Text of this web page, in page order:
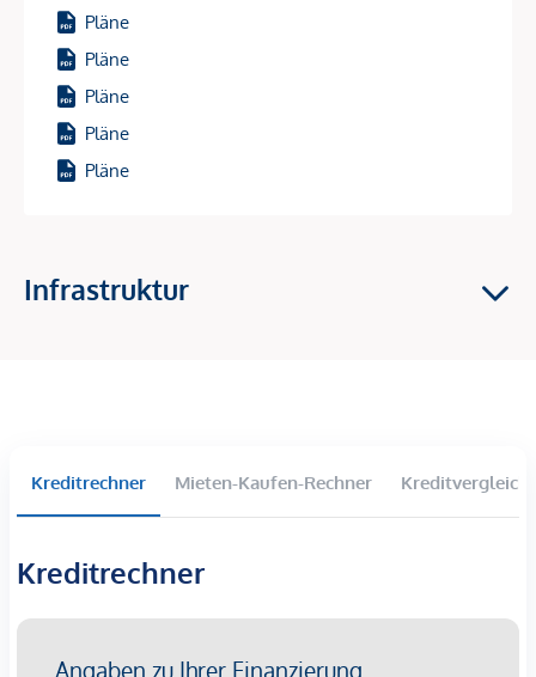
Ihr neues Zuhause punktet mit einer hervorragenden
Ausstattung, großzügigen Fensterfronten sowie
Außenflächen durch Balkone, Terrassen oder im Erdgeschoß
mit Eigengärten. Die mit Wein verwachsenen Pergolen
fügen sich perfekt und harmonisch in das wunderbare
Weinbaugebiet und THE VINEYARD ein.
Gerne können Sie unsere neue Musterwohnung direkt vor
Bei den beigefügten Bildern handelt es sich um eine
2-Zimmer Terrassen Wohnung mit ca. 52,30 m² im
Dachgeschoß
Außenzugang von beiden Wohnräumen
Hochwertige Hebeschiebetüre Wohnküche zur
Pläne
Pläne
Pläne
Pläne
Pläne
Infrastruktur
Kreditrechner Mieten-Kaufen-Rechner Kreditvergleich
Kreditrechner